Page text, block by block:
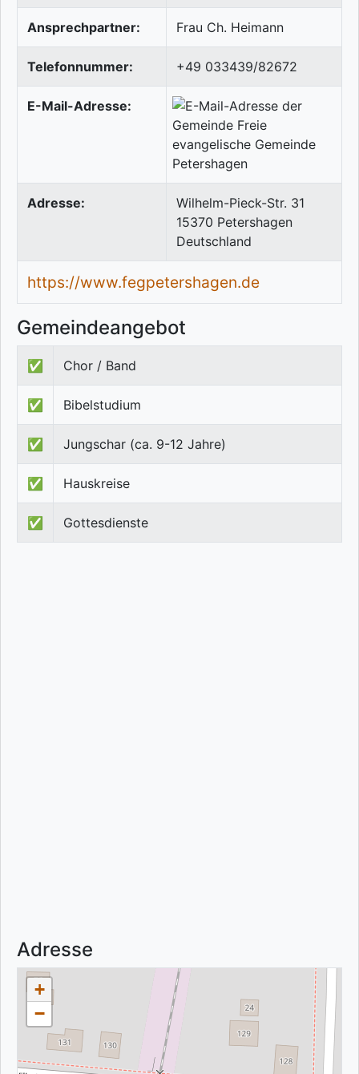
Ansprechpartner: Frau Ch. Heimann
Telefonnummer: +49 033439/82672
E-Mail-Adresse:
Adresse:
Wilhelm-Pieck-Str. 31
15370 Petershagen
Deutschland
https://www.fegpetershagen.de
Gemeindeangebot
✅ Chor / Band
✅ Bibelstudium
✅ Jungschar (ca. 9-12 Jahre)
✅ Hauskreise
✅ Gottesdienste
Adresse
+
−